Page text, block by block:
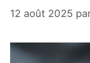
12 août 2025